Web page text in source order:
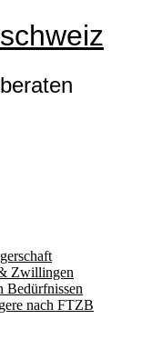
Zwillingen
Bedürfnissen
nach FTZB